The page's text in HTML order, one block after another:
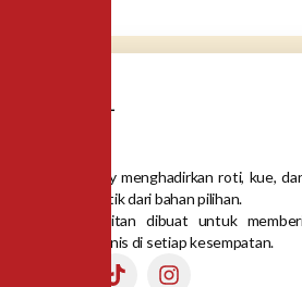
Dea Bakery menghadirkan roti, kue,
rasa autentik dari bahan pilihan.
Setiap gigitan dibuat untuk
momen manis di setiap kesempatan.